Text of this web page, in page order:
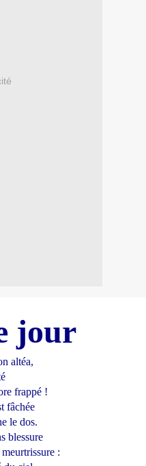
jour
altéa,
frappé !
fâchée
le dos.
blessure
: